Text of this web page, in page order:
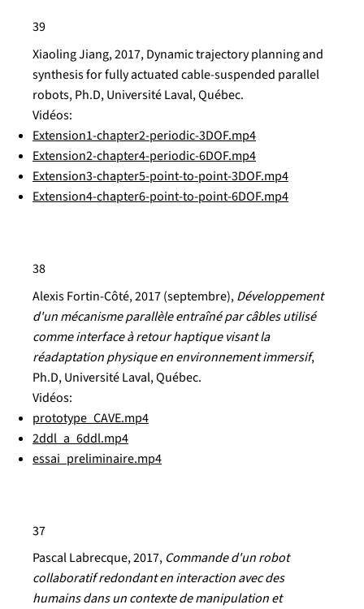
39
Xiaoling Jiang, 2017, Dynamic trajectory planning and
synthesis for fully actuated cable-suspended parallel
robots, Ph.D, Université Laval, Québec.
Vidéos:
Extension1-chapter2-periodic-3DOF.mp4
Extension2-chapter4-periodic-6DOF.mp4
Extension3-chapter5-point-to-point-3DOF.mp4
Extension4-chapter6-point-to-point-6DOF.mp4
38
Alexis Fortin-Côté, 2017 (septembre),Développement
d'un mécanisme parallèle entraîné par câbles utilisé
comme interface à retour haptique visant la
réadaptation physique en environnement immersif,
Ph.D, Université Laval, Québec.
Vidéos:
prototype_CAVE.mp4
2ddl_a_6ddl.mp4
essai_preliminaire.mp4
37
Pascal Labrecque, 2017, Commande d'un robot
collaboratif redondant en interaction avec des
humains dans un contexte de manipulation et